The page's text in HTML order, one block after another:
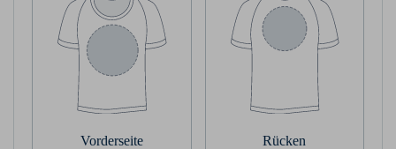
Vorderseite Rücken